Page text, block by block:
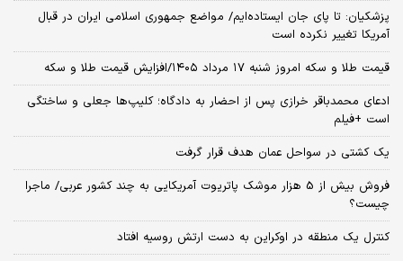
پزشکیان: تا پای جان ایستاده‌ایم/ مواضع جمهوری اسلامی ایران در قبال
آمریکا تغییر نکرده است
قیمت طلا و سکه امروز شنبه ۱۷ مرداد ۱۴۰۵/افزایش قیمت طلا و سکه
ادعای محمدباقر خرازی پس از احضار به دادگاه؛ کلیپ‌ها جعلی و ساختگی
است +فیلم
یک کشتی در سواحل عمان هدف قرار گرفت
فروش بیش از 5 هزار موشک پاتریوت آمریکایی به چند کشور عربی/ ماجرا
چیست؟
کنترل یک منطقه در اوکراین به دست ارتش روسیه افتاد